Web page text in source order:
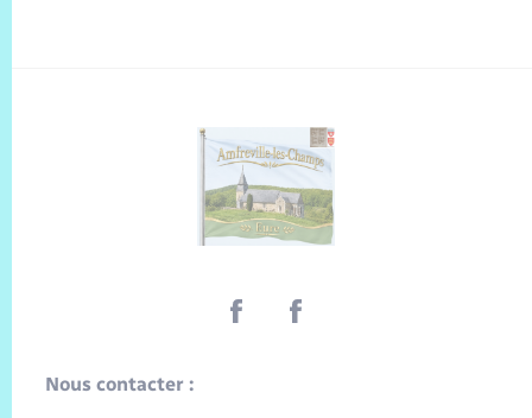
Nous contacter :